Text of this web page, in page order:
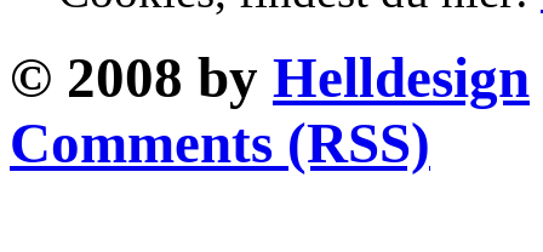
© 2008 by Helldesign
Comments (RSS)